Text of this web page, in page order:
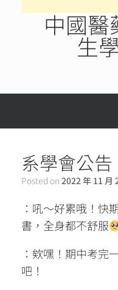
中國醫
生
系學會公
Posted on 2022 年 11 月
：吼～好累哦！快
書，全身都不舒服
：欸嘿！期中考完
吧！